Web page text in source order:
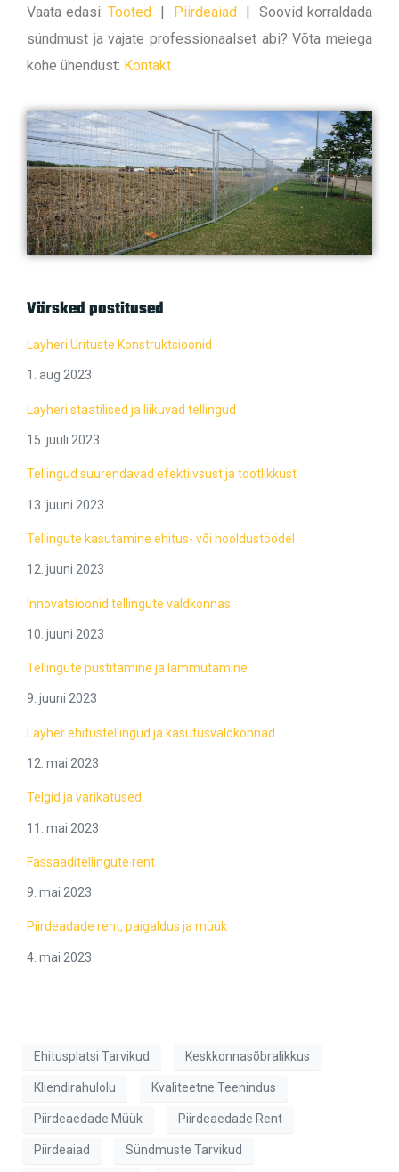
Vaata edasi: Tooted | Piirdeaiad | Soovid korraldada
sündmust ja vajate professionaalset abi? Võta meiega
kohe ühendust: Kontakt
Värsked postitused
Layheri Ürituste Konstruktsioonid
1. aug 2023
Layheri staatilised ja liikuvad tellingud
15. juuli 2023
Tellingud suurendavad efektiivsust ja tootlikkust
13. juuni 2023
Tellingute kasutamine ehitus- või hooldustöödel
12. juuni 2023
Innovatsioonid tellingute valdkonnas
10. juuni 2023
Tellingute püstitamine ja lammutamine
9. juuni 2023
Layher ehitustellingud ja kasutusvaldkonnad
12. mai 2023
Telgid ja varikatused
11. mai 2023
Fassaaditellingute rent
9. mai 2023
Piirdeadade rent, paigaldus ja müük
4. mai 2023
Ehitusplatsi Tarvikud Keskkonnasõbralikkus
Kliendirahulolu Kvaliteetne Teenindus
Piirdeaedade Müük Piirdeaedade Rent
Piirdeaiad Sündmuste Tarvikud